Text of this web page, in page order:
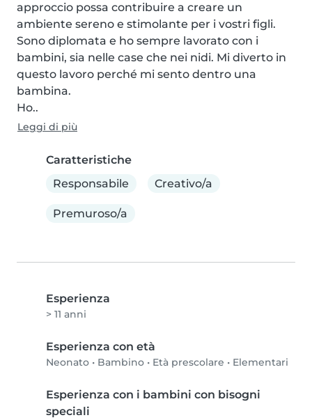
approccio possa contribuire a creare un
ambiente sereno e stimolante per i vostri figli.
Sono diplomata e ho sempre lavorato con i
bambini, sia nelle case che nei nidi. Mi diverto in
questo lavoro perché mi sento dentro una
bambina.
Ho..
Leggi di più
Caratteristiche
Responsabile
Creativo/a
Premuroso/a
Esperienza
> 11 anni
Esperienza con età
Neonato • Bambino • Età prescolare • Elementari
Esperienza con i bambini con bisogni
speciali